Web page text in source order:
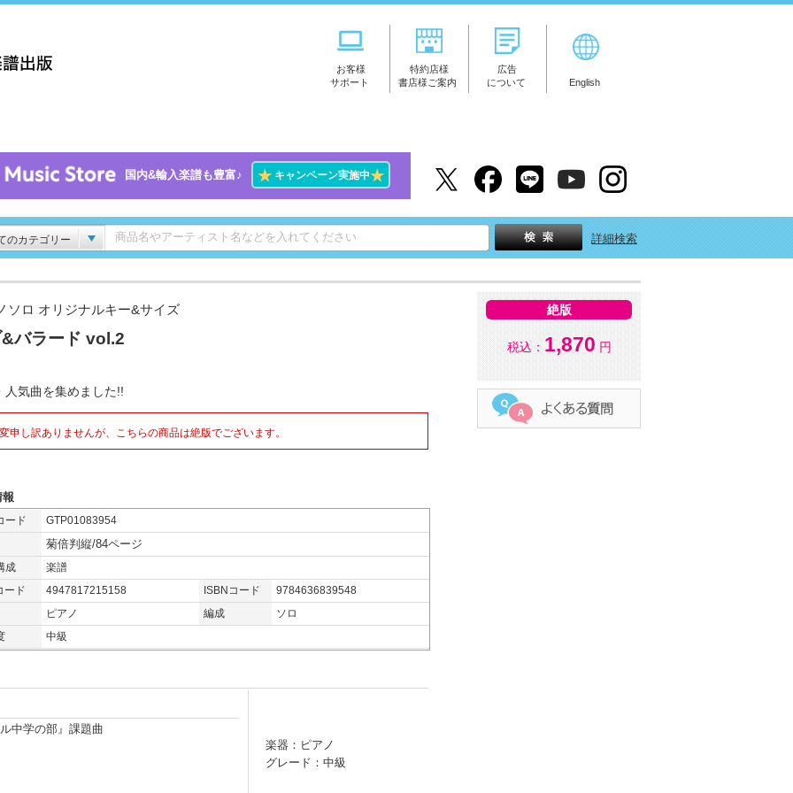
お客様
サポート
特約店様
書店様ご案内
広告
について
English
国内&輸入楽譜も豊富♪ ★キャンペーン実施中★
のカテゴリー 詳細検索
ソロ オリジナルキー&サイズ
バラード vol.2
人気曲を集めました!!
申し訳ありませんが、こちらの商品は絶版でございます。
ード GTP01083954
菊倍判縦/84ページ
成
楽譜
ード
4947817215158 ISBNコード
9784636839548
ピアノ
編成
ソロ
中級
中学の部』課題曲
楽器：ピアノ
グレード：中級
絶版
税込： 1,870 円